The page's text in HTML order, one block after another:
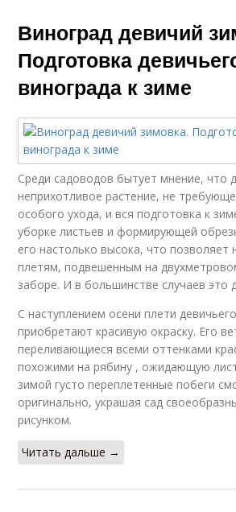
Виноград девичий
Подготовка
винограда к зиме
Среди садоводов бытует мнение, что
неприхотливое растение, не
особого ухода, и вся подготовка к
уборке листьев и формирующей
его настолько высока, что позволяет
плетям, подвешенным на
заборе. И в большинстве случаев это
С наступлением осени плети
приобретают красивую окраску. Его
переливающиеся всеми оттенками
похожими на рябину , ожидающую
зимой густо переплетенные побеги
оригинально, украшая сад
рисунком.
Читать дальше →